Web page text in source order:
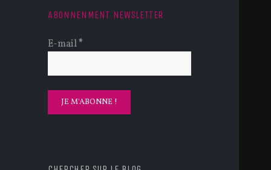
ABONNENMENT NEWSLETTER
E-mail*